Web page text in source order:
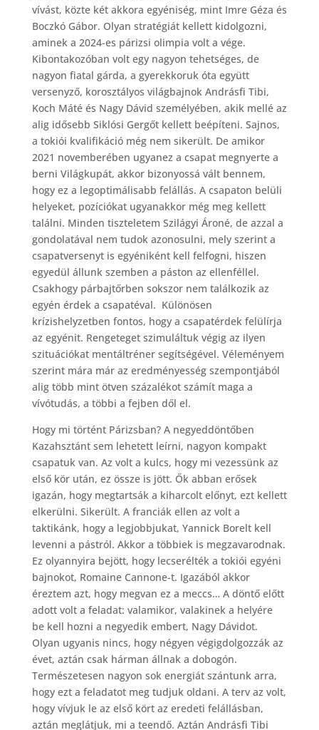
vívást, közte két akkora egyéniség, mint Imre Géza és
Boczkó Gábor. Olyan stratégiát kellett kidolgozni,
aminek a 2024-es párizsi olimpia volt a vége.
Kibontakozóban volt egy nagyon tehetséges, de
nagyon fiatal gárda, a gyerekkoruk óta együtt
versenyző, korosztályos világbajnok Andrásfi Tibi,
Koch Máté és Nagy Dávid személyében, akik mellé az
alig idősebb Siklósi Gergőt kellett beépíteni. Sajnos,
a tokiói kvalifikáció még nem sikerült. De amikor
2021 novemberében ugyanez a csapat megnyerte a
berni Világkupát, akkor bizonyossá vált bennem,
hogy ez a legoptimálisabb felállás. A csapaton belüli
helyeket, pozíciókat ugyanakkor még meg kellett
találni. Minden tiszteletem Szilágyi Ároné, de azzal a
gondolatával nem tudok azonosulni, mely szerint a
csapatversenyt is egyéniként kell felfogni, hiszen
egyedül állunk szemben a páston az ellenféllel.
Csakhogy párbajtőrben sokszor nem találkozik az
egyén érdek a csapatéval. Különösen
krízishelyzetben fontos, hogy a csapatérdek felülírja
az egyénit. Rengeteget szimuláltuk végig az ilyen
szituációkat mentáltréner segítségével. Véleményem
szerint mára már az eredményesség szempontjából
alig több mint ötven százalékot számít maga a
vívótudás, a többi a fejben dől el.
Hogy mi történt Párizsban? A negyeddöntőben
Kazahsztánt sem lehetett leírni, nagyon kompakt
csapatuk van. Az volt a kulcs, hogy mi vezessünk az
első kör után, ez össze is jött. Ők abban erősek
igazán, hogy megtartsák a kiharcolt előnyt, ezt kellett
elkerülni. Sikerült. A franciák ellen az volt a
taktikánk, hogy a legjobbjukat, Yannick Borelt kell
levenni a pástról. Akkor a többiek is megzavarodnak.
Ez olyannyira bejött, hogy lecserélték a tokiói egyéni
bajnokot, Romaine Cannone-t. Igazából akkor
éreztem azt, hogy megvan ez a meccs… A döntő előtt
adott volt a feladat: valamikor, valakinek a helyére
be kell hozni a negyedik embert, Nagy Dávidot.
Olyan ugyanis nincs, hogy négyen végigdolgozzák az
évet, aztán csak hárman állnak a dobogón.
Természetesen nagyon sok energiát szántunk arra,
hogy ezt a feladatot meg tudjuk oldani. A terv az volt,
hogy vívjuk le az első kört az eredeti felállásban,
aztán meglátjuk, mi a teendő. Aztán Andrásfi Tibi